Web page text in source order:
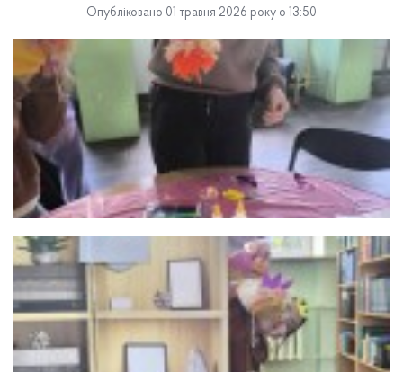
Опубліковано 01 травня 2026 року о 13:50